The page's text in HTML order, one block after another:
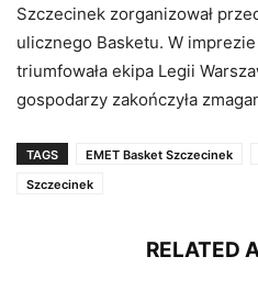
Szczecinek zorganizował
ulicznego Basketu. W
triumfowała ekipa Legii
gospodarzy zakończyła
TAGS EMET Basket Szczecinek
Szczecinek
RELATED